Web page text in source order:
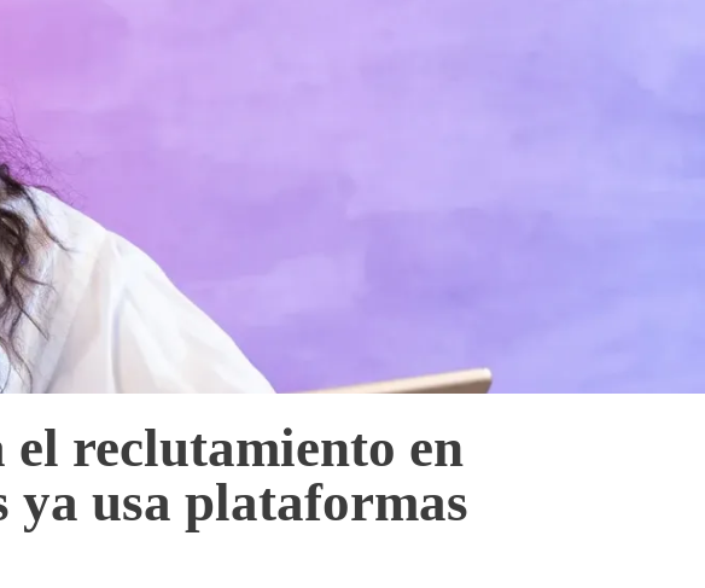
reclutamiento en
ya usa plataformas